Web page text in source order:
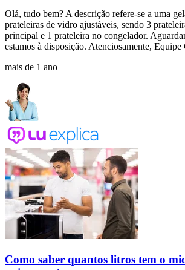
Olá, tudo bem? A descrição refere-se a uma
prateleiras de vidro ajustáveis, sendo 3
principal e 1 prateleira no congelador.
estamos à disposição. Atenciosamente, Equipe
mais de 1 ano
Como saber quantos litros tem o